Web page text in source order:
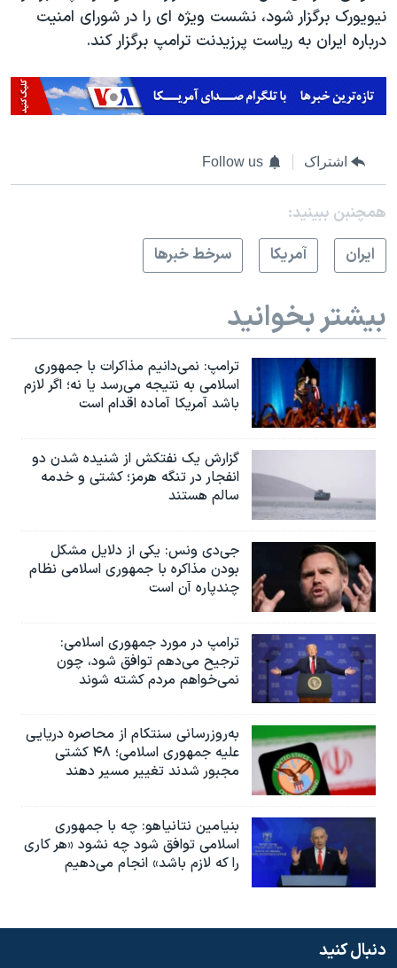
نیویورک برگزار شود، نشست ویژه ای را در شورای امنیت
درباره ایران به ریاست پرزیدنت ترامپ برگزار کند.
اشتراک Follow us
همچنبن ببینید:
ايران
آمريکا سرخط خبرها
بیشتر بخوانید
ترامپ: نمی‌دانیم مذاکرات با جمهوری
اسلامی به نتیجه می‌رسد یا نه؛ اگر لازم
باشد آمریکا آماده اقدام است
گزارش یک نفتکش از شنیده شدن دو
انفجار در تنگه هرمز؛ کشتی و خدمه
سالم هستند
جی‌دی ونس: یکی از دلایل مشکل
بودن مذاکره با جمهوری اسلامی نظام
چندپاره آن است
ترامپ در مورد جمهوری اسلامی:
ترجیح می‌دهم توافق شود، چون
نمی‌خواهم مردم کشته شوند
به‌روزرسانی سنتکام از محاصره دریایی
علیه جمهوری اسلامی؛ ۴۸ کشتی
مجبور شدند تغییر مسیر دهند
بنیامین نتانیاهو: چه با جمهوری
اسلامی توافق شود چه نشود «هر کاری
را که لازم باشد» انجام می‌دهیم
دنبال کنید